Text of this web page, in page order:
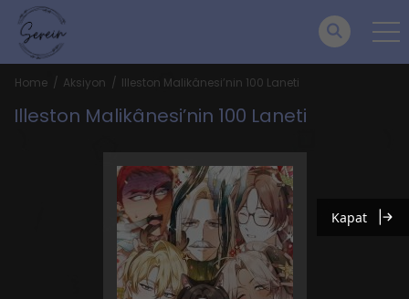
Home Aksiyon Illeston Malikânesi’nin 100 Laneti
Illeston Malikânesi’nin 100 Laneti
Kapat